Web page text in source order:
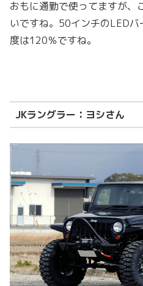
おもに通勤で使ってますが、
いですね。50インチのLED
度は120％ですね。
JKラングラー：ヨシさん